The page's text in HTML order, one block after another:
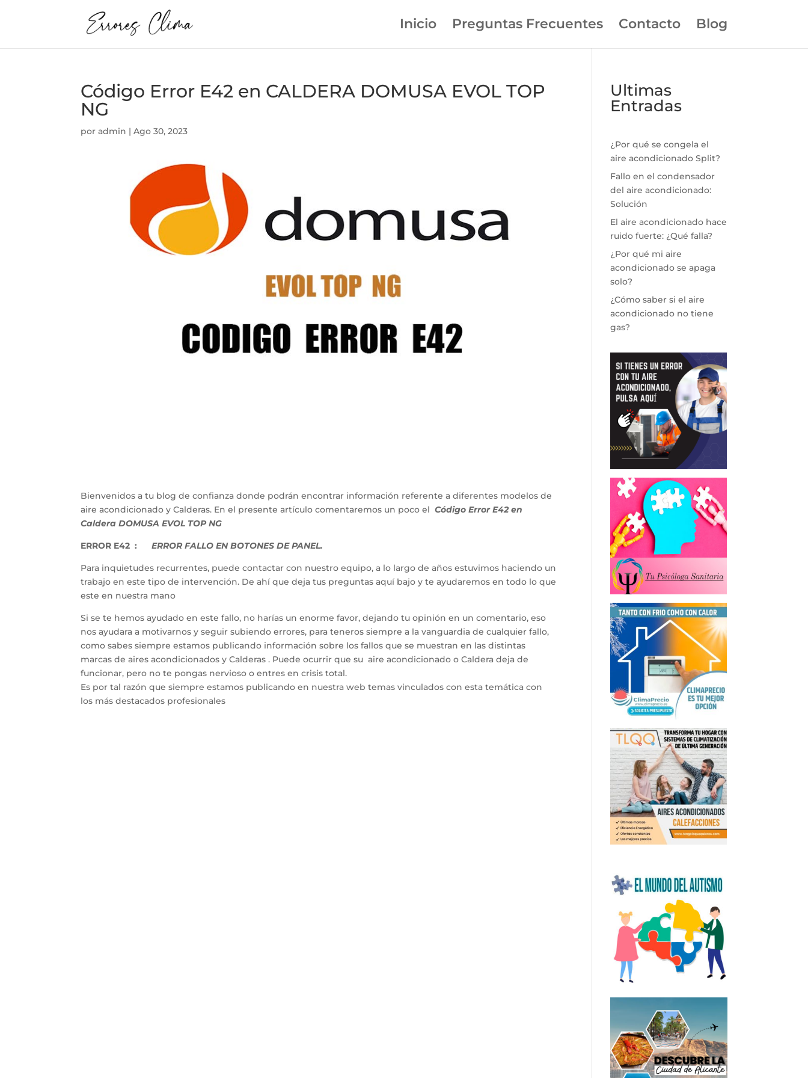
Inicio Preguntas Frecuentes Contacto Blog
Código Error E42 en CALDERA DOMUSA EVOL TOP
NG
poradmin |Ago 30, 2023
Bienvenidos a tu blog de confianza donde podrán encontrar información referente a diferentes modelos de
aire acondicionado y Calderas. En el presente artículo comentaremos un poco el Código Error E42 en
Caldera DOMUSA EVOL TOP NG
ERROR E42 : ERROR FALLO EN BOTONES DE PANEL.
Para inquietudes recurrentes, puede contactar con nuestro equipo, a lo largo de años estuvimos haciendo un
trabajo en este tipo de intervención. De ahí que deja tus preguntas aquí bajo y te ayudaremos en todo lo que
este en nuestra mano
Si se te hemos ayudado en este fallo, no harías un enorme favor, dejando tu opinión en un comentario, eso
nos ayudara a motivarnos y seguir subiendo errores, para teneros siempre a la vanguardia de cualquier fallo,
como sabes siempre estamos publicando información sobre los fallos que se muestran en las distintas
marcas de aires acondicionados y Calderas . Puede ocurrir que su aire acondicionado o Caldera deja de
funcionar, pero no te pongas nervioso o entres en crisis total.
Es por tal razón que siempre estamos publicando en nuestra web temas vinculados con esta temática con
los más destacados profesionales
Ultimas
Entradas
¿Por qué se congela el
aire acondicionado Split?
Fallo en el condensador
del aire acondicionado:
Solución
El aire acondicionado hace
ruido fuerte: ¿Qué falla?
¿Por qué mi aire
acondicionado se apaga
solo?
¿Cómo saber si el aire
acondicionado no tiene
gas?